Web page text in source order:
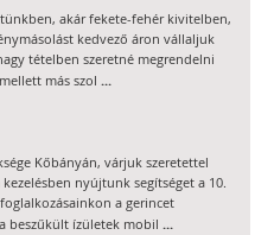
akár fekete-fehér kivitelben,
kedvező áron vállaljuk
tételben szeretné megrendelni
más szol ...
Kőbányán, várjuk szeretettel
nyújtunk segítséget a 10.
a gerincet
beszűkült ízületek mobil ...